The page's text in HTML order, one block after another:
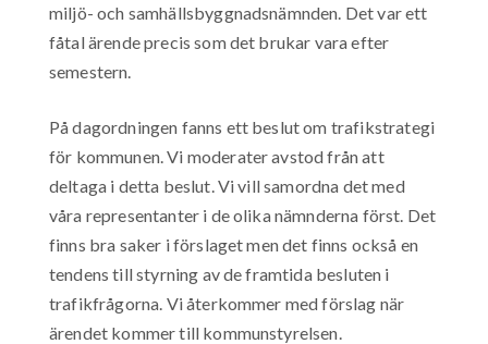
miljö- och samhällsbyggnadsnämnden. Det var ett
fåtal ärende precis som det brukar vara efter
semestern.
På dagordningen fanns ett beslut om trafikstrategi
för kommunen. Vi moderater avstod från att
deltaga i detta beslut. Vi vill samordna det med
våra representanter i de olika nämnderna först. Det
finns bra saker i förslaget men det finns också en
tendens till styrning av de framtida besluten i
trafikfrågorna. Vi återkommer med förslag när
ärendet kommer till kommunstyrelsen.